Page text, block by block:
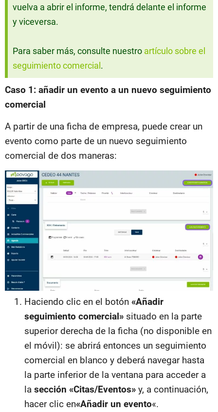
vuelva a abrir el informe, tendrá delante el informe
y viceversa.
Para saber más, consulte nuestro artículo sobre el
seguimiento comercial.
Caso 1: añadir un evento a un nuevo seguimiento
comercial
A partir de una ficha de empresa, puede crear un
evento como parte de un nuevo seguimiento
comercial de dos maneras:
Haciendo clic en el botón «Añadir
seguimiento comercial» situado en la parte
superior derecha de la ficha (no disponible en
el móvil): se abrirá entonces un seguimiento
comercial en blanco y deberá navegar hasta
la parte inferior de la ventana para acceder a
la sección «Citas/Eventos» y, a continuación,
hacer clic en«Añadir un evento«.